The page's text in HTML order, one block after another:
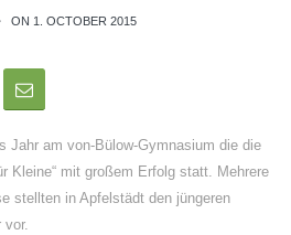
ON 1. OCTOBER 2015
Jahr am von-Bülow-Gymnasium die die
Kleine“ mit großem Erfolg statt. Mehrere
stellten in Apfelstädt den jüngeren
vor.